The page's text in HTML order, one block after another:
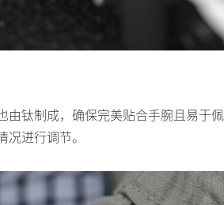
由钛制成，确保完美贴合手腕且易于
进行调节。